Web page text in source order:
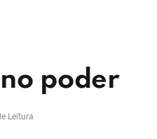
poder
Leitura